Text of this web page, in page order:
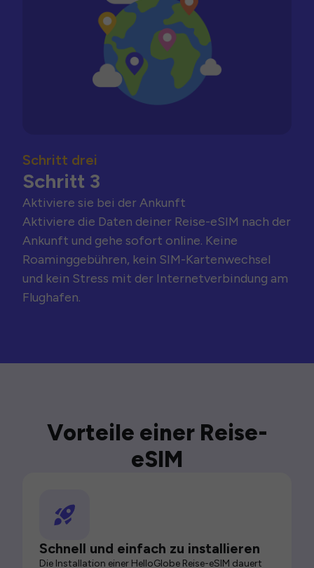
Schritt drei
Schritt 3
Aktiviere sie bei der Ankunft
Aktiviere die Daten deiner Reise-eSIM nach der
Ankunft und gehe sofort online. Keine
Roaminggebühren, kein SIM-Kartenwechsel
und kein Stress mit der Internetverbindung am
Flughafen.
Vorteile einer Reise-
eSIM
Schnell und einfach zu installieren
Die Installation einer HelloGlobe Reise-eSIM dauert